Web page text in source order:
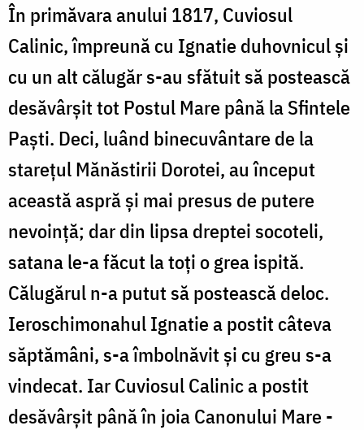
În primăvara anului 1817, Cuviosul
Calinic, împreună cu Ignatie duhovnicul și
cu un alt călugăr s-au sfătuit să postească
desăvârșit tot Postul Mare până la Sfintele
Paști. Deci, luând binecuvântare de la
starețul Mănăstirii Dorotei, au început
această aspră și mai presus de putere
nevoință; dar din lipsa dreptei socoteli,
satana le-a făcut la toți o grea ispită.
Călugărul n-a putut să postească deloc.
Ieroschimonahul Ignatie a postit câteva
săptămâni, s-a îmbolnăvit și cu greu s-a
vindecat. Iar Cuviosul Calinic a postit
desăvârșit până în joia Canonului Mare -